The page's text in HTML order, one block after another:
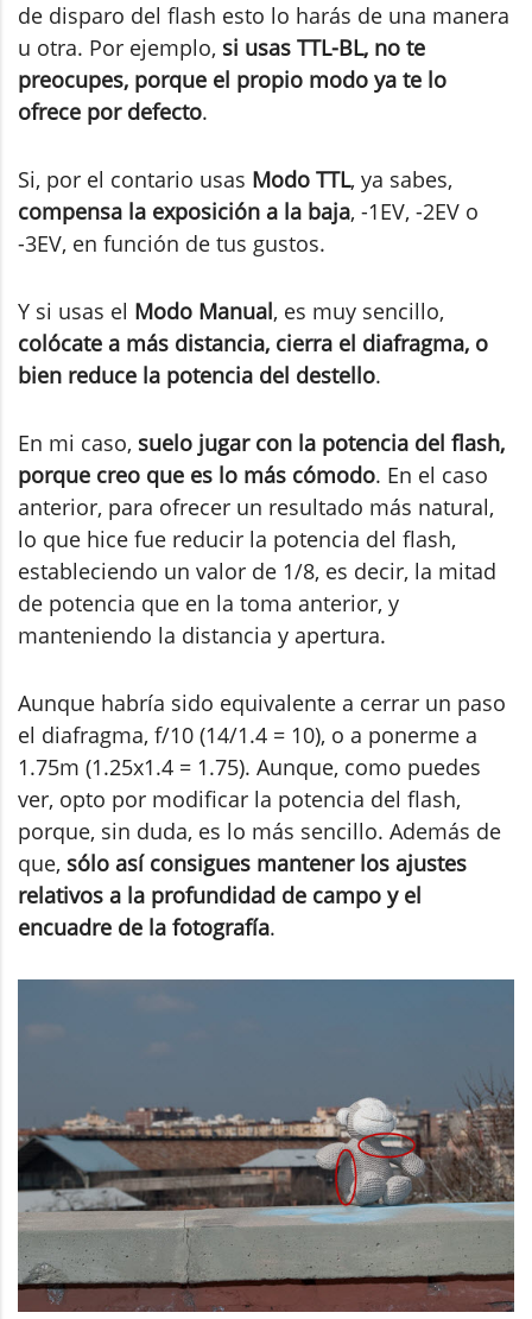
de disparo del flash esto lo harás de una manera
u otra. Por ejemplo, si usas TTL-BL, no te
preocupes, porque el propio modo ya te lo
ofrece por defecto.
Si, por el contario usas Modo TTL, ya sabes,
compensa la exposición a la baja, -1EV, -2EV o
-3EV, en función de tus gustos.
Y si usas el Modo Manual, es muy sencillo,
colócate a más distancia, cierra el diafragma, o
bien reduce la potencia del destello.
En mi caso, suelo jugar con la potencia del flash,
porque creo que es lo más cómodo. En el caso
anterior, para ofrecer un resultado más natural,
lo que hice fue reducir la potencia del flash,
estableciendo un valor de 1/8, es decir, la mitad
de potencia que en la toma anterior, y
manteniendo la distancia y apertura.
Aunque habría sido equivalente a cerrar un paso
el diafragma, f/10 (14/1.4 = 10), o a ponerme a
1.75m (1.25x1.4 = 1.75). Aunque, como puedes
ver, opto por modificar la potencia del flash,
porque, sin duda, es lo más sencillo. Además de
que, sólo así consigues mantener los ajustes
relativos a la profundidad de campo y el
encuadre de la fotografía.